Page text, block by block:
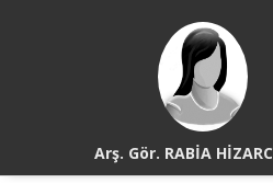
Arş. Gör. RABİA